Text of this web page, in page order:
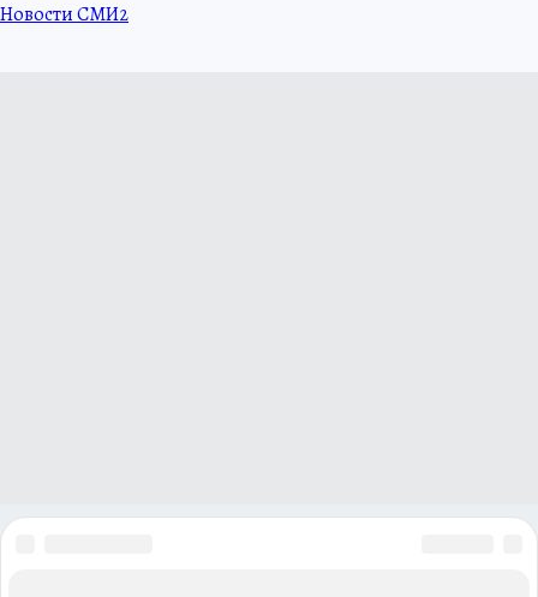
Новости СМИ2